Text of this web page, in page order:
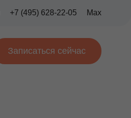
+7 (495) 628-22-05 Max
Записаться сейчас